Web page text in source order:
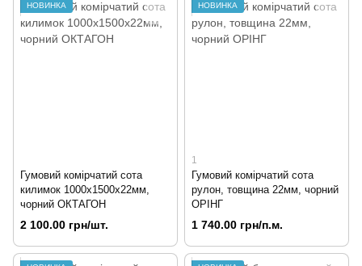
НОВИНКА
Гумовий комірчатий сота
килимок 1000х1500х22мм,
чорний ОКТАГОН
2 100.00 грн/шт.
НОВИНКА
1
Гумовий комірчатий сота
рулон, товщина 22мм, чорний
ОРІНГ
1 740.00 грн/п.м.